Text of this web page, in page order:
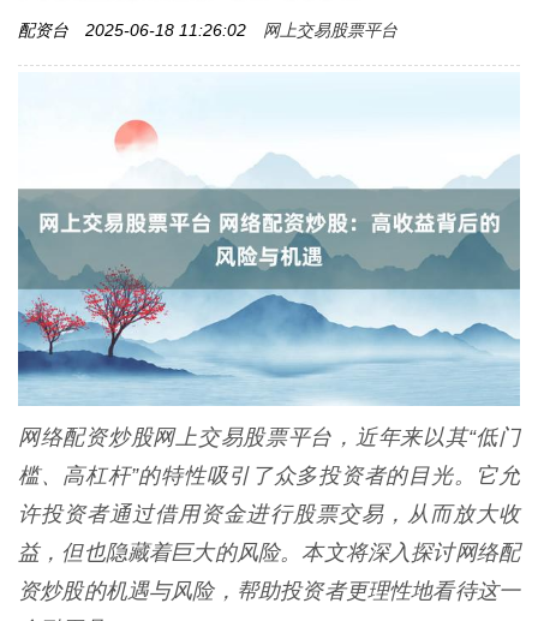
配资台 2025-06-18 11:26:02 网上交易股票平台
网络配资炒股网上交易股票平台，近年来以其“低门
槛、高杠杆”的特性吸引了众多投资者的目光。它允
许投资者通过借用资金进行股票交易，从而放大收
益，但也隐藏着巨大的风险。本文将深入探讨网络配
资炒股的机遇与风险，帮助投资者更理性地看待这一